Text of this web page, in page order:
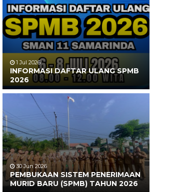
1 Jul 2026
INFORMASI DAFTAR ULANG SPMB
2026
30 Jun 2026
PEMBUKAAN SISTEM PENERIMAAN
MURID BARU (SPMB) TAHUN 2026